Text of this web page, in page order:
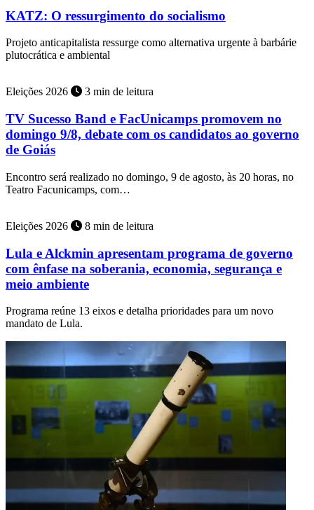
KATZ: O ressurgimento do socialismo
Projeto anticapitalista ressurge como alternativa urgente à barbárie
plutocrática e ambiental
Eleições 2026 3 min de leitura
TV Sucesso Band e FacUnicamps promovem no
domingo 9/8, debate com os candidatos ao governo
de Goiás
Encontro será realizado no domingo, 9 de agosto, às 20 horas, no
Teatro Facunicamps, com…
Eleições 2026 8 min de leitura
Lula e Alckmin apresentam programa de governo
com ênfase na soberania, economia, segurança e
meio ambiente
Programa reúne 13 eixos e detalha prioridades para um novo
mandato de Lula.